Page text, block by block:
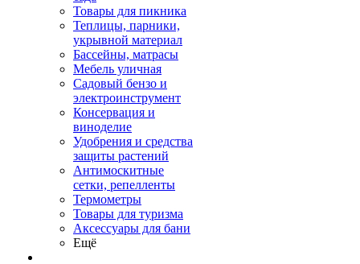
Товары для пикника
Теплицы, парники,
укрывной материал
Бассейны, матрасы
Мебель уличная
Садовый бензо и
электроинструмент
Консервация и
виноделие
Удобрения и средства
защиты растений
Антимоскитные
сетки, репелленты
Термометры
Товары для туризма
Аксессуары для бани
Ещё